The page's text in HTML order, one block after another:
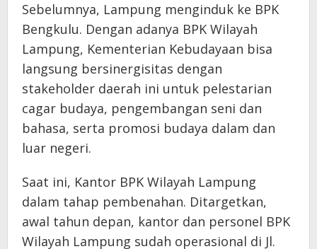
Sebelumnya, Lampung menginduk ke BPK
Bengkulu. Dengan adanya BPK Wilayah
Lampung, Kementerian Kebudayaan bisa
langsung bersinergisitas dengan
stakeholder daerah ini untuk pelestarian
cagar budaya, pengembangan seni dan
bahasa, serta promosi budaya dalam dan
luar negeri.
Saat ini, Kantor BPK Wilayah Lampung
dalam tahap pembenahan. Ditargetkan,
awal tahun depan, kantor dan personel BPK
Wilayah Lampung sudah operasional di Jl.